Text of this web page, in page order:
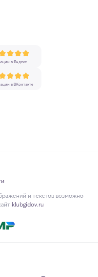
в Яндекс
в ВКонтакте
и текстов возможно
klubgidov.ru